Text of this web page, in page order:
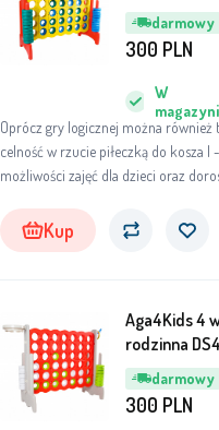
darmowy
Oprócz gry logicznej można również
celność w rzucie piłeczką do kosza l
możliwości zajęć dla dzieci oraz
W
300 PLN
Kup
darmowy
Aga4Kids 4
rodzinna
GRY-RE
300 PLN